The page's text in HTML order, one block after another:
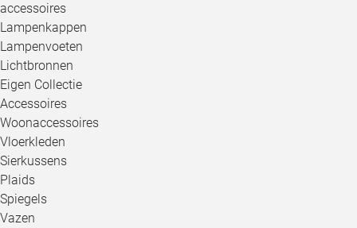
accessoires
Lampenkappen
Lampenvoeten
Lichtbronnen
Eigen Collectie
Accessoires
Woonaccessoires
Vloerkleden
Sierkussens
Plaids
Spiegels
Vazen